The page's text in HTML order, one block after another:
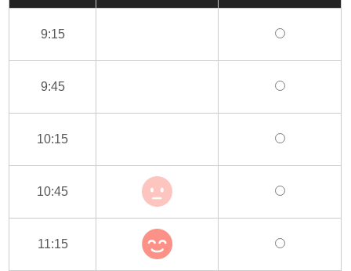
9:15
9:45
10:15
10:45
11:15